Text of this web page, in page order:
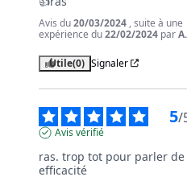
Avis du20/03/2024 , suite à une
expérience du22/02/2024 par
Utile(0) Signaler
5/
Avis vérifié
ras. trop tot pour parler
efficacité